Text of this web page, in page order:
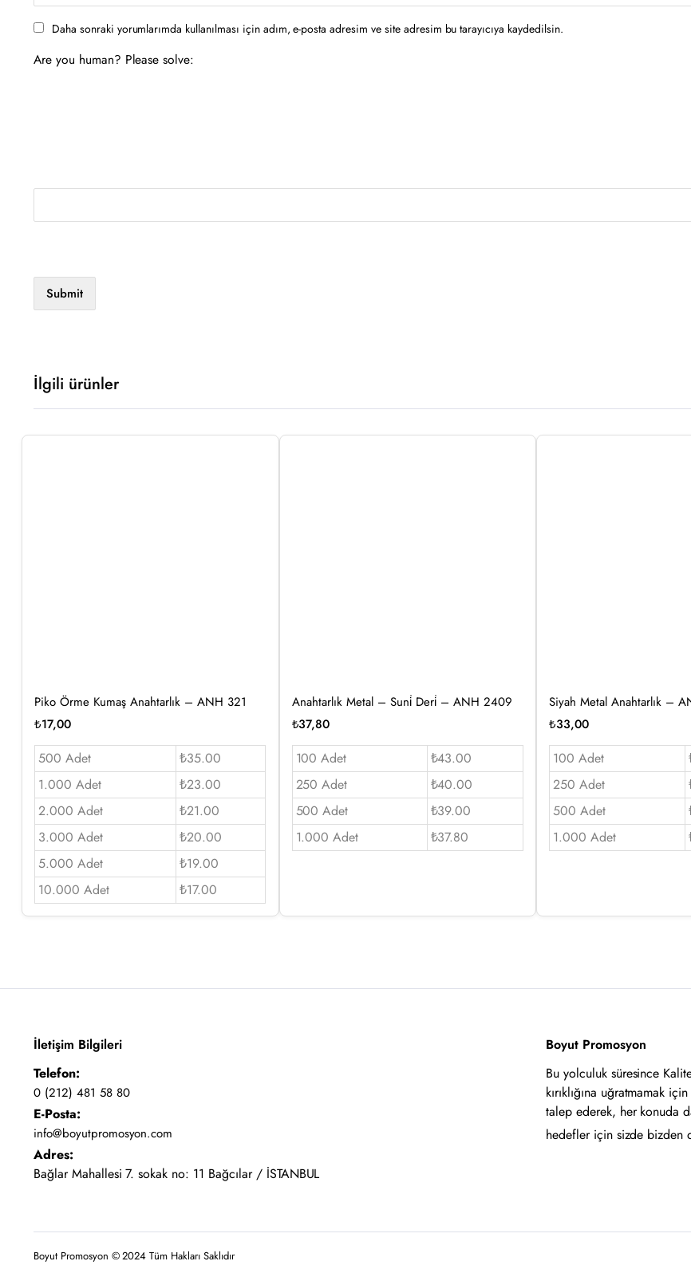
Daha sonraki yorumlarımda kullanılması için adım, e-posta adresim ve site adresim bu tarayıcıya kaydedilsin.
Are you human? Please solve:
İlgili ürünler
Piko Örme Kumaş Anahtarlık – ANH 321
₺17,00
500 Adet
₺35.00
1.000 Adet
₺23.00
2.000 Adet
₺21.00
3.000 Adet
₺20.00
5.000 Adet
₺19.00
10.000 Adet
₺17.00
Anahtarlık Metal – Suni̇ Deri̇ – ANH 2409
₺37,80
100 Adet
₺43.00
250 Adet
₺40.00
500 Adet
₺39.00
1.000 Adet
₺37.80
Siyah Metal Anahtarlık –
₺33,00
100 Adet
250 Adet
500 Adet
1.000 Adet
İletişim Bilgileri
Telefon:
0 (212) 481 58 80
E-Posta:
info@boyutpromosyon.com
Adres:
Bağlar Mahallesi 7. sokak no: 11 Bağcılar / İSTANBUL
Boyut Promosyon
Bu yolculuk süresince
kırıklığına uğratmamak
talep ederek, her konuda
hedefler için sizde bizden
Boyut Promosyon © 2024 Tüm Hakları Saklıdır